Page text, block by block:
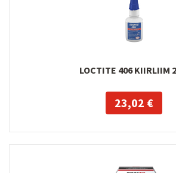
LOCTITE 406 KIIRLIIM
23,02 €